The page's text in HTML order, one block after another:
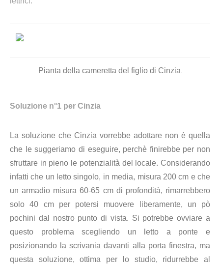
Pianta della cameretta del figlio di Cinzia.
Soluzione n°1 per Cinzia
La soluzione che Cinzia vorrebbe adottare non è quella
che le suggeriamo di eseguire, perchè finirebbe per non
sfruttare in pieno le potenzialità del locale. Considerando
infatti che un letto singolo, in media, misura 200 cm e che
un armadio misura 60-65 cm di profondità, rimarrebbero
solo 40 cm per potersi muovere liberamente, un pò
pochini dal nostro punto di vista. Si potrebbe ovviare a
questo problema scegliendo un letto a ponte e
posizionando la scrivania davanti alla porta finestra, ma
questa soluzione, ottima per lo studio, ridurrebbe al